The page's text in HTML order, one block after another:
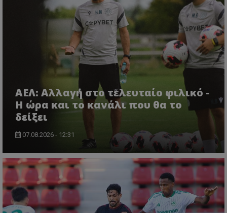
ΑΕΛ: Αλλαγή στο τελευταίο φιλικό -
Η ώρα και το κανάλι που θα το
δείξει
07.08.2026 - 12:31